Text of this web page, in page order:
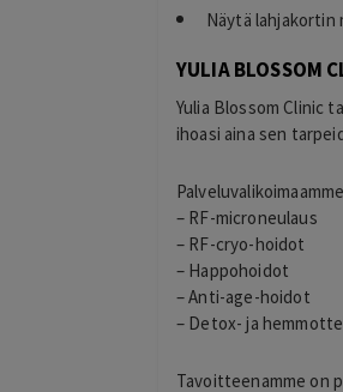
Näytä lahjakortin
YULIA BLOSSOM
Yulia Blossom Clinic
ihoasi aina sen
– RF-microneulaus
– RF-cryo-hoidot
– Happohoidot
– Anti-age-hoidot
– Detox- ja
Tavoitteenamme on